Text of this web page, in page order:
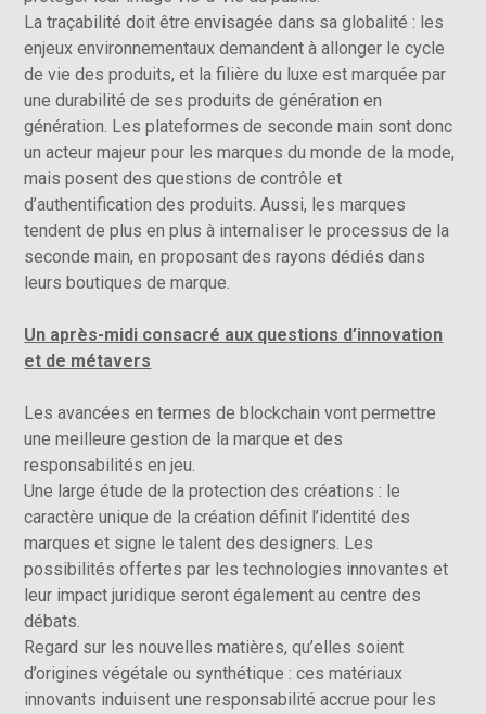
La traçabilité doit être envisagée dans sa globalité : les
enjeux environnementaux demandent à allonger le cycle
de vie des produits, et la filière du luxe est marquée par
une durabilité de ses produits de génération en
génération. Les plateformes de seconde main sont donc
un acteur majeur pour les marques du monde de la mode,
mais posent des questions de contrôle et
d’authentification des produits. Aussi, les marques
tendent de plus en plus à internaliser le processus de la
seconde main, en proposant des rayons dédiés dans
leurs boutiques de marque.
Un après-midi consacré aux questions d’innovation
et de métavers
Les avancées en termes de blockchain vont permettre
une meilleure gestion de la marque et des
responsabilités en jeu.
Une large étude de la protection des créations : le
caractère unique de la création définit l’identité des
marques et signe le talent des designers. Les
possibilités offertes par les technologies innovantes et
leur impact juridique seront également au centre des
débats.
Regard sur les nouvelles matières, qu’elles soient
d’origines végétale ou synthétique : ces matériaux
innovants induisent une responsabilité accrue pour les